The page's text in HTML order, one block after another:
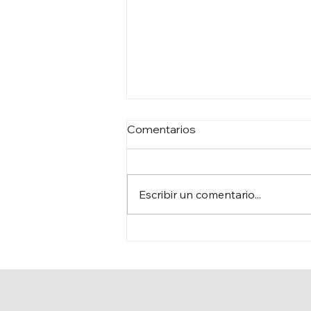
Comentarios
Escribir un comentario...